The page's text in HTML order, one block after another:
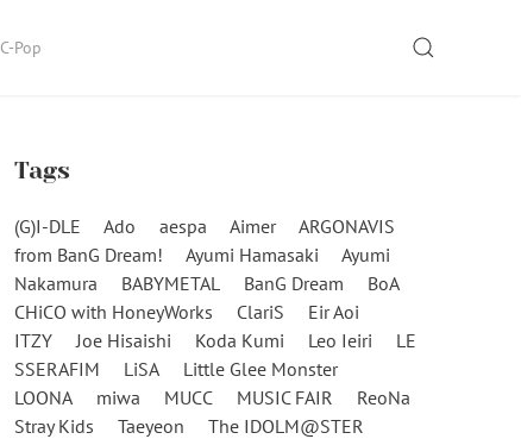
C-Pop SEARCH
Tags
(G)I-DLE Ado aespa Aimer
ARGONAVIS
from BanG Dream!
Ayumi Hamasaki
Ayumi
Nakamura
BABYMETAL BanG Dream
BoA
CHiCO with HoneyWorks
ClariS
Eir Aoi
ITZY
Joe Hisaishi Koda Kumi Leo Ieiri
LE
SSERAFIM
LiSA
Little Glee Monster
LOONA
miwa MUCC MUSIC FAIR
ReoNa
Stray Kids
Taeyeon
The IDOLM@STER